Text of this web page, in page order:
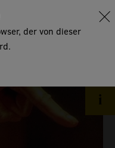
der von dieser